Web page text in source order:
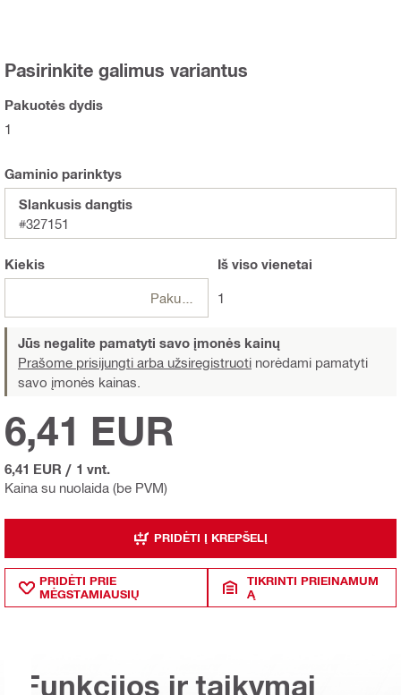
Pasirinkite galimus variantus
Pakuotės dydis
1
Gaminio parinktys
Slankusis dangtis
#327151
Kiekis
Pakuotės
Iš visovienetai
1
Jūs negalite pamatyti savo įmonės kainų
Prašome prisijungti arba užsiregistruoti norėdami pamatyti
savo įmonės kainas.
Kaina su nuolaida (be PVM)
6,41 EUR
6,41 EUR / 1 vnt.
PRIDĖTI Į KREPŠELĮ
PRIDĖTI PRIE
MĖGSTAMIAUSIŲ
TIKRINTI PRIEINAMUM
Ą
Funkcijos ir taikymai